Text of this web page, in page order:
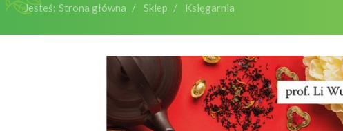
Jesteś: Strona główna Sklep Księgarnia